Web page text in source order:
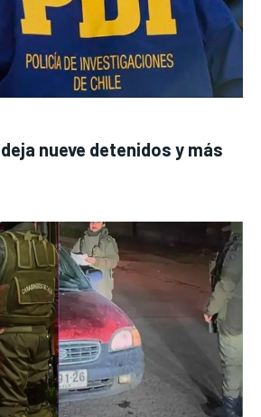
nueve detenidos y más